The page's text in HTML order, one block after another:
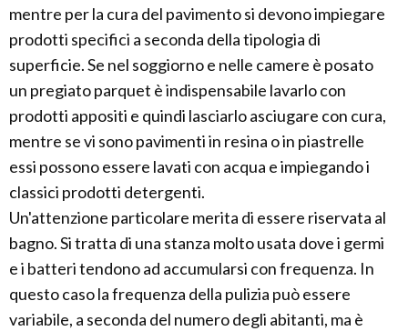
mentre per la cura del pavimento si devono impiegare
prodotti specifici a seconda della tipologia di
superficie. Se nel soggiorno e nelle camere è posato
un pregiato parquet è indispensabile lavarlo con
prodotti appositi e quindi lasciarlo asciugare con cura,
mentre se vi sono pavimenti in resina o in piastrelle
essi possono essere lavati con acqua e impiegando i
classici prodotti detergenti.
Un'attenzione particolare merita di essere riservata al
bagno. Si tratta di una stanza molto usata dove i germi
e i batteri tendono ad accumularsi con frequenza. In
questo caso la frequenza della pulizia può essere
variabile, a seconda del numero degli abitanti, ma è